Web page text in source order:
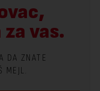
vas.
DA ZNATE
MEJL.